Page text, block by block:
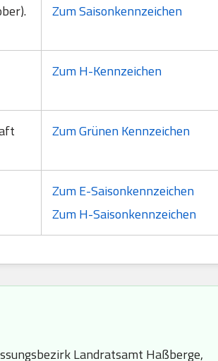
Zum Saisonkennzeichen
Zum H-Kennzeichen
Zum Grünen Kennzeichen
Zum E-Saisonkennzeichen
Zum H-Saisonkennzeichen
Landratsamt Haßberge,